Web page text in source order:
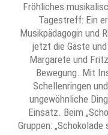
Fröhliches
Tagestreff: Ein
Musikpädagogin und
jetzt die Gäste
Margarete und
Bewegung. Mit
Schellenringen
ungewöhnliche
Einsatz. Beim
Gruppen: